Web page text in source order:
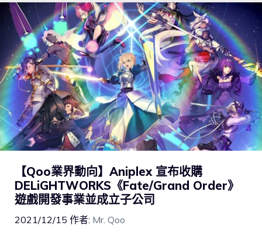
【Qoo業界動向】Aniplex 宣布收購
DELiGHTWORKS《Fate/Grand Order》
遊戲開發事業並成立子公司
2021/12/15 作者: Mr. Qoo